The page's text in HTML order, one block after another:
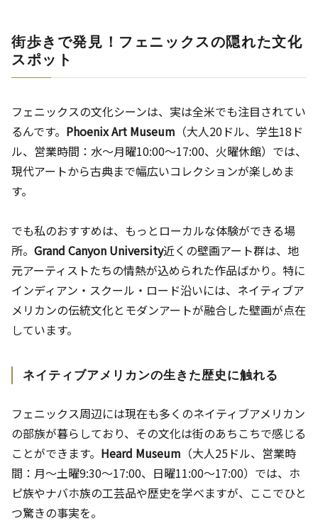
街歩きで発見！フェニックスの隠れた文化
スポット
フェニックスの文化シーンは、実は全米でも注目されてい
るんです。 Phoenix Art Museum （大人20ドル、学生18ド
ル、営業時間：水〜月曜10:00〜17:00、火曜休館）では、
現代アートから古典まで幅広いコレクションが楽しめま
す。
でも私のおすすめは、もっとローカルな体験ができる場
所。 Grand Canyon University近くの壁画アート群は、地
元アーティストたちの情熱が込められた作品ばかり。特に
インディアン・スクール・ロード沿いには、ネイティブア
メリカンの伝統文化とモダンアートが融合した壁画が点在
しています。
ネイティブアメリカンの生きた歴史に触れる
フェニックス周辺には現在も多くのネイティブアメリカン
の部族が暮らしており、その文化は街のあちこちで感じる
ことができます。 Heard Museum （大人25ドル、営業時
間：月〜土曜9:30〜17:00、日曜11:00〜17:00）では、ホ
ピ族やナバホ族の工芸品や歴史を学べますが、ここでひと
つ驚きの事実を。